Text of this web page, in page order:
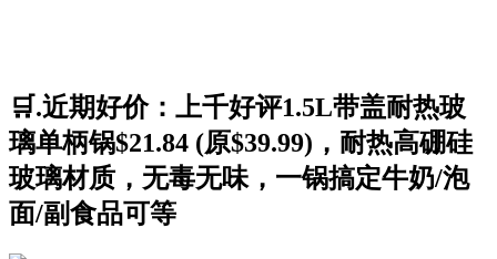
🛒.近期好价：上千好评1.5L带盖耐热玻
璃单柄锅$21.84 (原$39.99)，耐热高硼硅
玻璃材质，无毒无味，一锅搞定牛奶/泡
面/副食品可等